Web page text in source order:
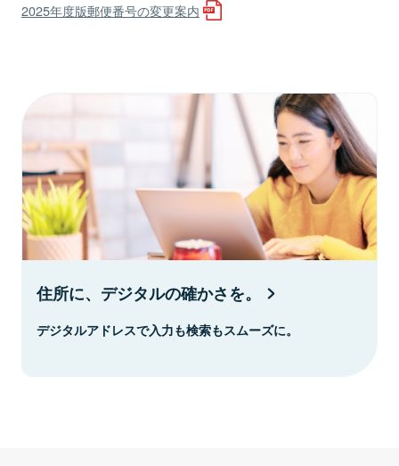
2025年度版郵便番号の変更案内
住所に、デジタルの確かさを。
デジタルアドレスで入力も検索もスムーズに。